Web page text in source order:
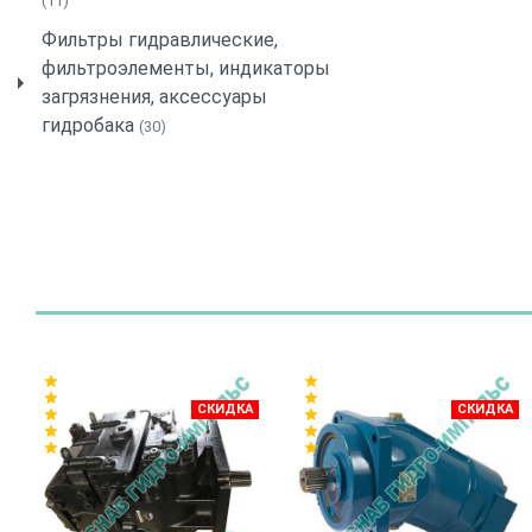
Фильтры гидравлические,
фильтроэлементы, индикаторы
загрязнения, аксессуары
гидробака (30)
СКИДКА
star
star
star
star
star
СКИДКА
star
star
star
star
star